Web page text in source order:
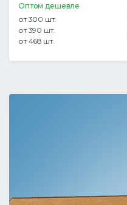
Оптом дешевле
от 300 шт.
от 390 шт.
от 468 шт.